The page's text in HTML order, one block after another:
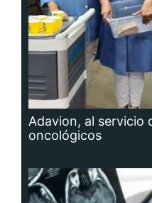
Adavion, al servicio
oncológicos